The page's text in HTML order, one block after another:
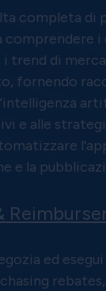
completa di
comprendere
trend di
fornendo
e alle
e la
ed